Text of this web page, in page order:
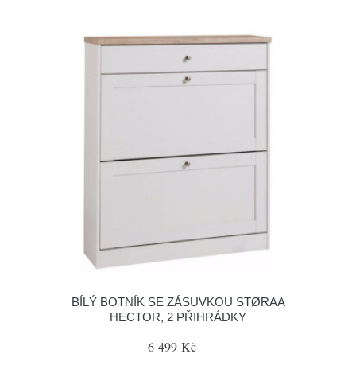
BÍLÝ BOTNÍK SE ZÁSUVKOU STØRAA
HECTOR, 2 PŘIHRÁDKY
6 499 Kč